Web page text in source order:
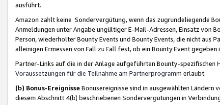
ausführt.
Amazon zahlt keine Sondervergütung, wenn das zugrundeliegende
Anmeldungen unter Angabe ungültiger E-Mail-Adressen, Einsatz von
Person, wiederholter Bounty Events und Bounty Events, die nicht
alleinigen Ermessen von Fall zu Fall fest, ob ein Bounty Event
Partner-Links auf die in der Anlage aufgeführten Bounty-spezifischen
Voraussetzungen für die Teilnahme am Partnerprogramm erlaubt.
(b) Bonus-Ereignisse Bonusereignisse sind in ausgewählten Ländern
diesem Abschnitt 4(b) beschriebenen Sondervergütungen in